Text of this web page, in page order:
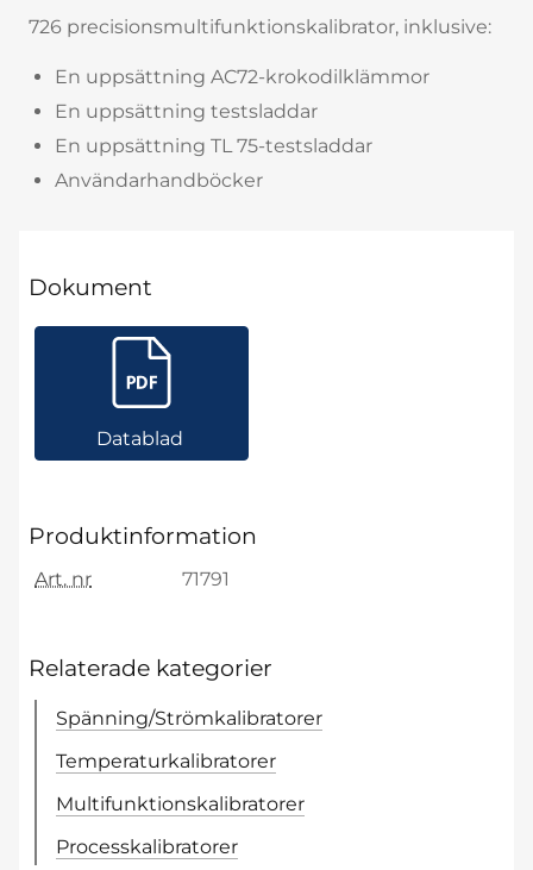
726 precisionsmultifunktionskalibrator, inklusive:
En uppsättning AC72-krokodilklämmor
En uppsättning testsladdar
En uppsättning TL 75-testsladdar
Användarhandböcker
Dokument
Datablad
Produktinformation
Art. nr 71791
Relaterade kategorier
Spänning/Strömkalibratorer
Temperaturkalibratorer
Multifunktionskalibratorer
Processkalibratorer